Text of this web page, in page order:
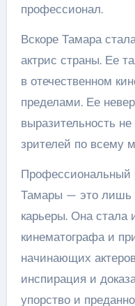
профессионал.
Вскоре Тамара
актрис страны. Ее
в отечественном
пределами. Ее
выразительность
зрителей по всему
Профессиональный
Тамары — это лишь
карьеры. Она стала
кинематографа и
начинающих
инспирация и
упорство и